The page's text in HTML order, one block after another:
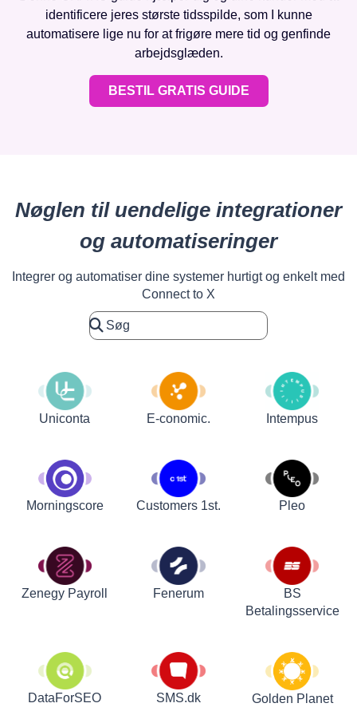
identificere jeres største tidsspilde, som I kunne
automatisere lige nu for at frigøre mere tid og genfinde
arbejdsglæden.
BESTIL GRATIS GUIDE
Nøglen til uendelige integrationer
og automatiseringer
Integrer og automatiser dine systemer hurtigt og enkelt med
Connect to X
Uniconta E-conomic. Intempus
Morningscore Customers 1st. Pleo
Zenegy Payroll Fenerum
BS
Betalingsservice
DataForSEO SMS.dk Golden Planet